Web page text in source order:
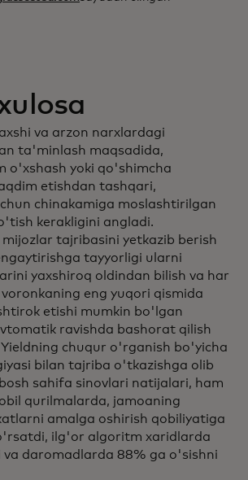
va arzon narxlardagi
ta'minlash maqsadida,
o'xshash yoki qo'shimcha
etishdan tashqari,
chinakamiga moslashtirilgan
kerakligini angladi.
mijozlar tajribasini yetkazib berish
tayyorligi ularni
yaxshiroq oldindan bilish va har
eng yuqori qismida
etishi mumkin bo'lgan
ravishda bashorat qilish
chuqur o'rganish bo'yicha
bilan tajriba o'tkazishga olib
sahifa sinovlari natijalari, ham
qurilmalarda, jamoaning
amalga oshirish qobiliyatiga
ilg'or algoritm xaridlarda
va daromadlarda 88% ga o'sishni